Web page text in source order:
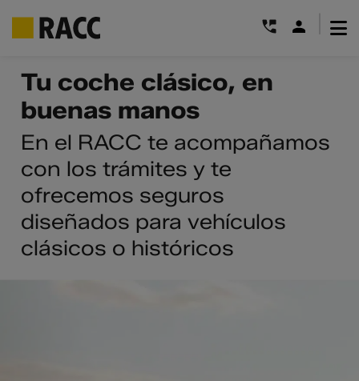
contenido
Tu coche clásico, en
buenas manos
En el RACC te acompañamos
con los trámites y te
ofrecemos seguros
diseñados para vehículos
clásicos o históricos